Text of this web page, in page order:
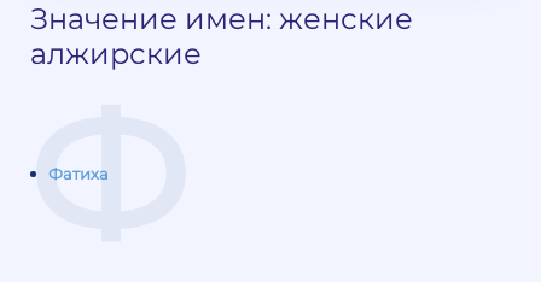
Значение имен: женские
алжирские
Ф
Фатиха